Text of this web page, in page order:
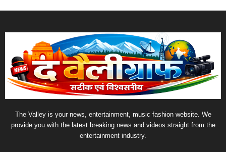
The Valley is your news, entertainment, music fashion website. We
provide you with the latest breaking news and videos straight from the
entertainment industry.